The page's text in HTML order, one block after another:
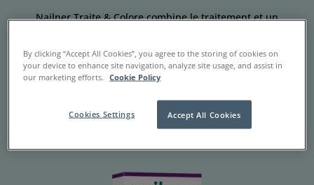
Nailner Traite & Colore combine le traitement et un
En savoir plus
By clicking “Accept All Cookies”, you agree to the storing of cookies on
your device to enhance site navigation, analyze site usage, and assist in
our marketing efforts.
Cookie Policy
Accept All Cookies
Cookies Settings